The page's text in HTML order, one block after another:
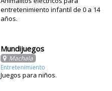
entretenimiento infantil de 0 a 14
años.
Mundijuegos
Machala
Entretenimiento
Juegos para niños.